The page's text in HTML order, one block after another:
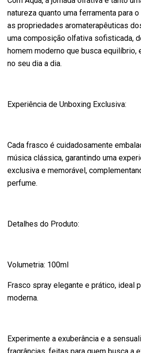
natureza quanto uma ferramenta para
as propriedades aromaterapêuticas
uma composição olfativa sofisticada,
homem moderno que busca equilíbrio,
no seu dia a dia.
Experiência de Unboxing Exclusiva:
Cada frasco é cuidadosamente
música clássica, garantindo uma
exclusiva e memorável,
perfume.
Detalhes do Produto:
Volumetria: 100ml
Frasco spray elegante e prático, ideal
moderna.
Experimente a exuberância e a